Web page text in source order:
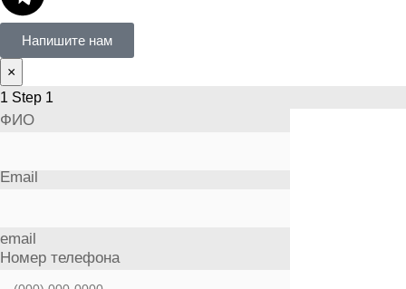
Напишите нам
×
1 Step 1
ФИО
Email
email
Номер телефона